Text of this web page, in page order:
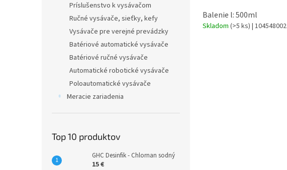
Príslušenstvo k vysávačom
Ručné vysávače, sieťky, kefy
Vysávače pre verejné prevádzky
Batériové automatické vysávače
Batériové ručné vysávače
Automatické robotické vysávače
Poloautomatické vysávače
Meracie zariadenia
Top 10 produktov
GHC Desinfik - Chlornan sodný
15 €
Balenie l: 500ml
Skladom (>5 ks) | 104548002